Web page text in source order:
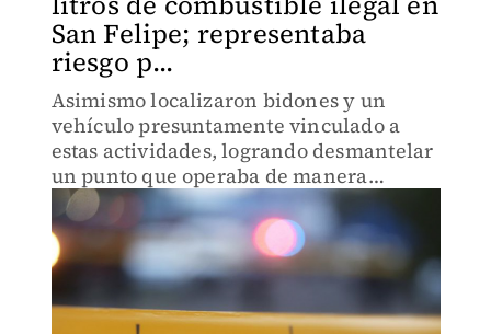
San Felipe; representaba
riesgo p...
Asimismo localizaron bidones y un
vehículo presuntamente vinculado a
estas actividades, logrando desmantelar
un punto que operaba de manera
clandestina.